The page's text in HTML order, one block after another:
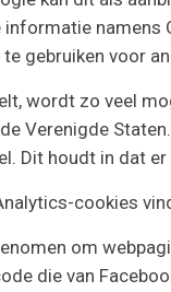
namens
gebruiken voor
wordt zo veel
Verenigde
Dit houdt in dat
cookies
om
die van